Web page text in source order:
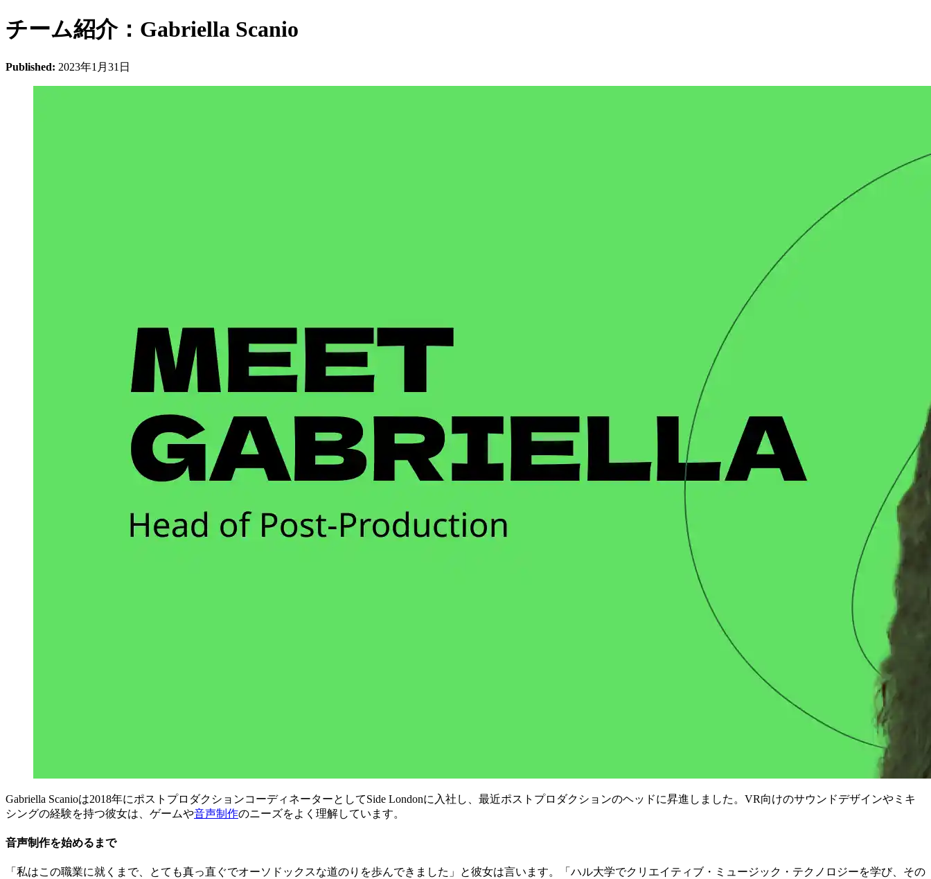
チーム紹介：Gabriella Scanio
Published: 2023年1月31日
Gabriella Scanioは2018年にポストプロダクションコーディネーターとしてSide Londonに入社し、最近ポストプロダクションのヘッドに昇進しました。VR向けのサウンドデザインやミキ
シングの経験を持つ彼女は、ゲームや音声制作のニーズをよく理解しています。
音声制作を始めるまで
「私はこの職業に就くまで、とても真っ直ぐでオーソドックスな道のりを歩んできました」と彼女は言います。「ハル大学でクリエイティブ・ミュージック・テクノロジーを学び、その